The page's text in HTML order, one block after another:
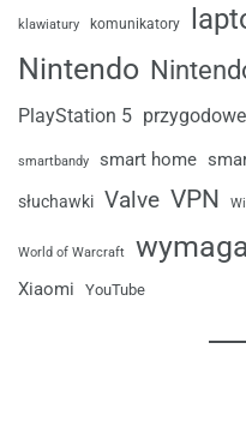
klawiatury komunikatory
Nintendo
PlayStation 5
smartbandy smart home
słuchawki Valve VPN
World of Warcraft
Xiaomi YouTube